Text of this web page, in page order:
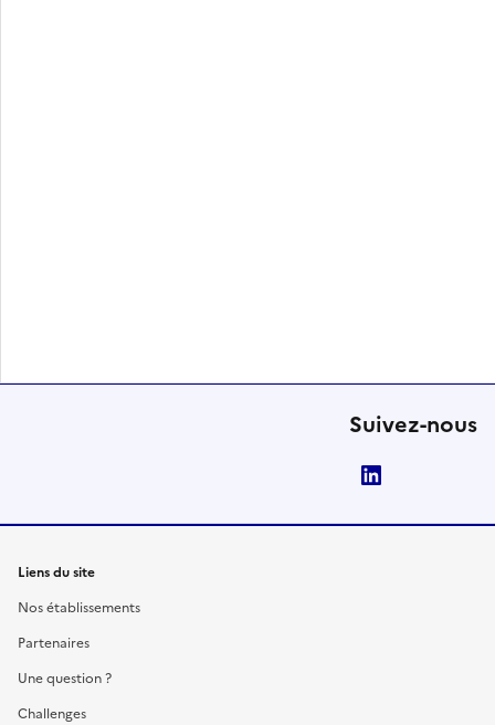
Suivez-nous
Liens du site
Nos établissements
Partenaires
Une question ?
Challenges